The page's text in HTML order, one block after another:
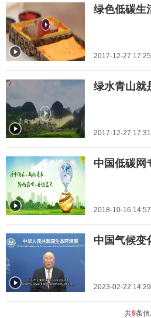
" title="绿色低碳生活,公
益笔会">
绿色低碳生
2017-12-27 17:25
" title="绿水青山就是金山
绿水青山就
2017-12-27 17:31
" title="中国低碳网专访福
海蓝天总经理牟向峰">
中国低碳网
2018-10-16 14:57
" title="中国气候变化事务
特使解振华在诺贝尔可持
续发展奖颁奖典礼上致
辞">
中国气候变
2023-02-22 14:29
共9条